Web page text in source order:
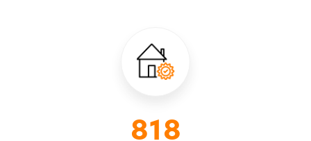
1015